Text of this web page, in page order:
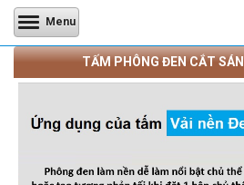
Menu
TẤM PHÔNG ĐEN CẮT